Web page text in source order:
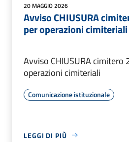
20 MAGGIO 2026
Avviso CHIUSURA
per operazioni cimiteriali
Avviso CHIUSURA cimitero
operazioni cimiteriali
Comunicazione istituzionale
LEGGI DI PIÙ